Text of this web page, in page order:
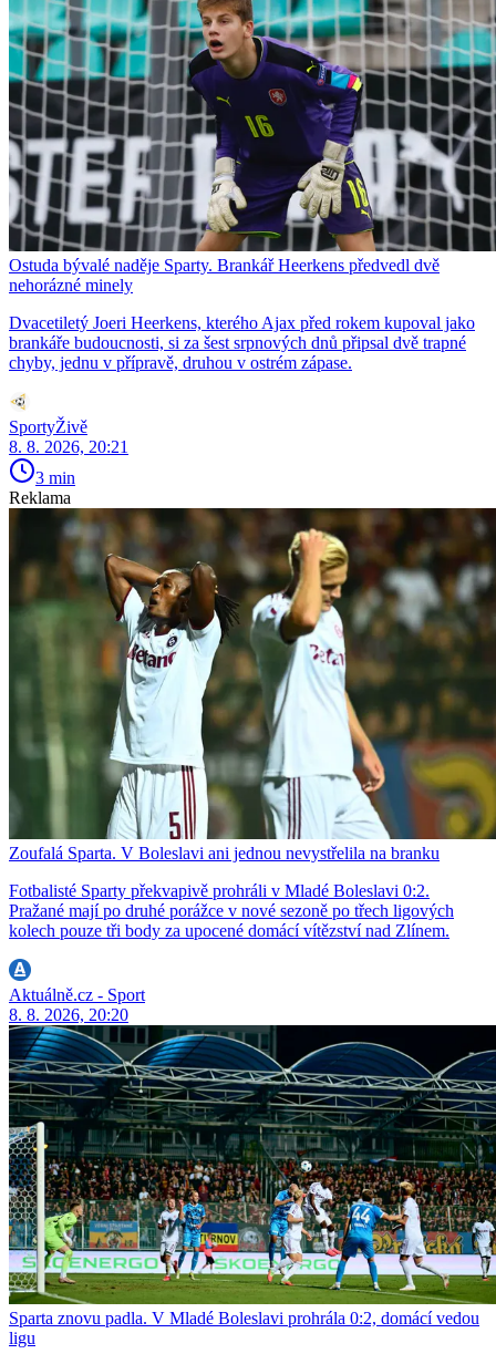
Ostuda bývalé naděje Sparty. Brankář Heerkens předvedl dvě
nehorázné minely
Dvacetiletý Joeri Heerkens, kterého Ajax před rokem kupoval jako
brankáře budoucnosti, si za šest srpnových dnů připsal dvě trapné
chyby, jednu v přípravě, druhou v ostrém zápase.
SportyŽivě
8. 8. 2026, 20:21
3 min
Reklama
Zoufalá Sparta. V Boleslavi ani jednou nevystřelila na branku
Fotbalisté Sparty překvapivě prohráli v Mladé Boleslavi 0:2.
Pražané mají po druhé porážce v nové sezoně po třech ligových
kolech pouze tři body za upocené domácí vítězství nad Zlínem.
Aktuálně.cz - Sport
8. 8. 2026, 20:20
Sparta znovu padla. V Mladé Boleslavi prohrála 0:2, domácí vedou
ligu